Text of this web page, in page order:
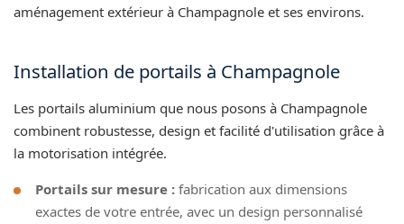
aménagement extérieur à Champagnole et ses environs.
Installation de portails à Champagnole
Les portails aluminium que nous posons à Champagnole
combinent robustesse, design et facilité d'utilisation grâce à
la motorisation intégrée.
Portails sur mesure : fabrication aux dimensions
exactes de votre entrée, avec un design personnalisé